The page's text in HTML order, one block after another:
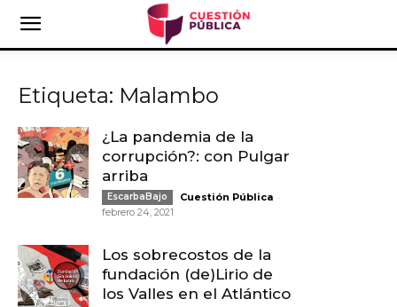
Etiqueta: Malambo
¿La pandemia de la
corrupción?: con Pulgar
arriba
EscarbaBajo Cuestión Pública -
febrero 24, 2021
Los sobrecostos de la
fundación (de)Lirio de
los Valles en el Atlántico